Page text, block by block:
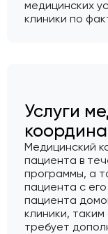
медицинских
клиники по
Услуги
Медицинский
пациента в
программы, а
пациента с
пациента
клиники,
требует